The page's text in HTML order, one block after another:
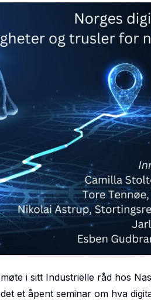
i sitt Industrielle råd hos
et åpent seminar om hva